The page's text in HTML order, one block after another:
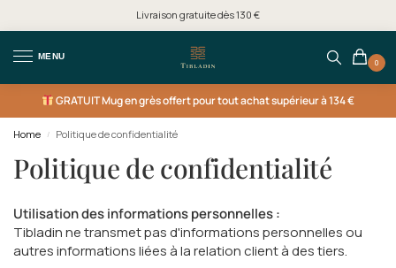
Livraison gratuite dès 130 €
MENU
0
GRATUITMug en grès offert pour tout achat supérieur à 134 €
Home / Politique de confidentialité
Politique de confidentialité
Utilisation des informations personnelles :
Tibladin ne transmet pas d'informations personnelles ou
autres informations liées à la relation client à des tiers.